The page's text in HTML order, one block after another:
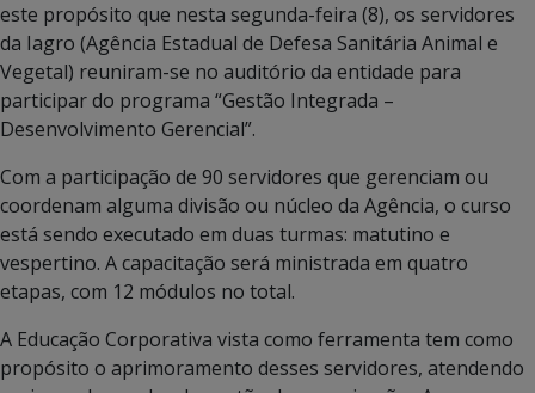
este propósito que nesta segunda-feira (8), os servidores
da Iagro (Agência Estadual de Defesa Sanitária Animal e
Vegetal) reuniram-se no auditório da entidade para
participar do programa “Gestão Integrada –
Desenvolvimento Gerencial”.
Com a participação de 90 servidores que gerenciam ou
coordenam alguma divisão ou núcleo da Agência, o curso
está sendo executado em duas turmas: matutino e
vespertino. A capacitação será ministrada em quatro
etapas, com 12 módulos no total.
A Educação Corporativa vista como ferramenta tem como
propósito o aprimoramento desses servidores, atendendo